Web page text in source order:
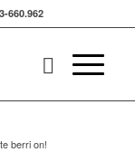
660.962
berri on!